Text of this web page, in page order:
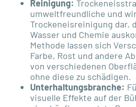
Reinigung:
umweltfreundliche und
Trockeneisreinigung dar,
Wasser und Chemie
Methode lassen sich
Farbe, Rost und andere
von verschiedenen
ohne diese zu schädigen.
Unterhaltungsbranche:
visuelle Effekte auf der